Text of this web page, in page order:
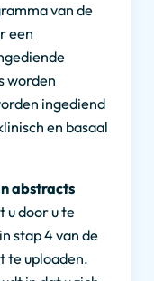
van de
een
worden
ingediend
en basaal
abstracts
u door u te
stap 4 van de
te uploaden.